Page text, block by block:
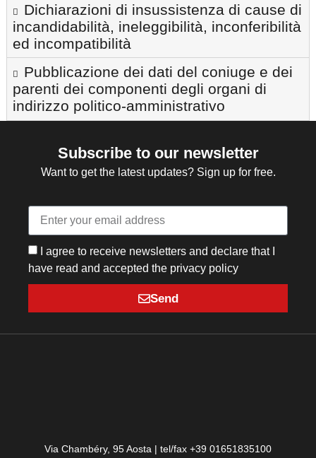
Dichiarazioni di insussistenza di cause di
incandidabilità, ineleggibilità, inconferibilità
ed incompatibilità
Pubblicazione dei dati del coniuge e dei
parenti dei componenti degli organi di
indirizzo politico-amministrativo
Subscribe to our newsletter
Want to get the latest updates? Sign up for free.
I agree to receive newsletters and declare that I
have read and accepted the privacy policy
Send
Via Chambéry, 95 Aosta | tel/fax +39 01651835100